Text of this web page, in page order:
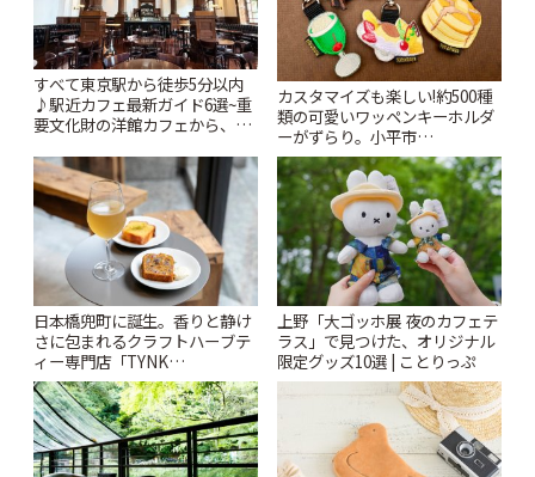
すべて東京駅から徒歩5分以内
♪駅近カフェ最新ガイド6選~重
要文化財の洋館カフェから、改
りっぷ
カスタマイズも楽しい!約500種
類の可愛いワッペンキーホルダ
ーがずらり。小平市
「Kimamaya T&K」 | ことりっ
ぷ
日本橋兜町に誕生。香りと静け
さに包まれるクラフトハーブテ
ィー専門店「TYNK
Kabutocho」 | ことりっぷ
上野「大ゴッホ展 夜のカフェテ
ラス」で見つけた、オリジナル
限定グッズ10選 | ことりっぷ